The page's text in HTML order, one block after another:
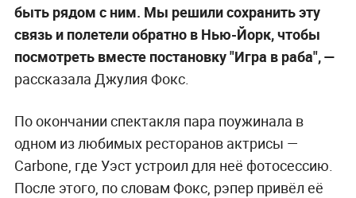
быть рядом с ним. Мы решили сохранить эту
связь и полетели обратно в Нью-Йорк, чтобы
посмотреть вместе постановку "Игра в раба", —
рассказала Джулия Фокс.
По окончании спектакля пара поужинала в
одном из любимых ресторанов актрисы —
Carbone, где Уэст устроил для неё фотосессию.
После этого, по словам Фокс, рэпер привёл её